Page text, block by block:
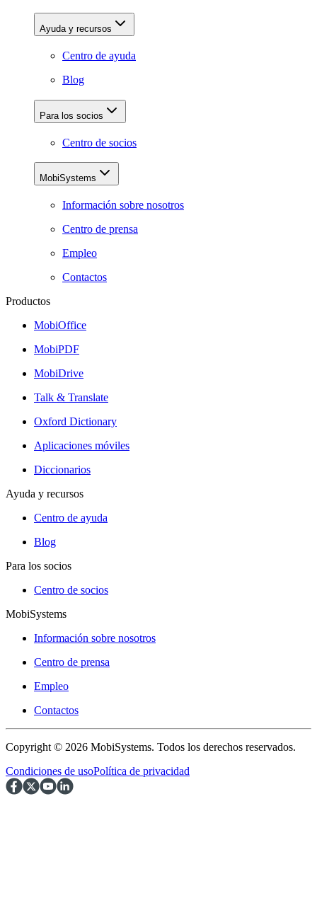
Ayuda y recursos
Centro de ayuda
Blog
Para los socios
Centro de socios
MobiSystems
Información sobre nosotros
Centro de prensa
Empleo
Contactos
Productos
MobiOffice
MobiPDF
MobiDrive
Talk & Translate
Oxford Dictionary
Aplicaciones móviles
Diccionarios
Ayuda y recursos
Centro de ayuda
Blog
Para los socios
Centro de socios
MobiSystems
Información sobre nosotros
Centro de prensa
Empleo
Contactos
Copyright © 2026 MobiSystems. Todos los derechos reservados.
Condiciones de usoPolítica de privacidad